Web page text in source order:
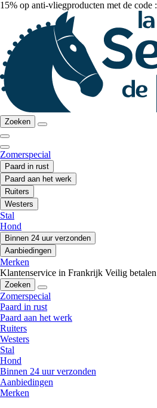
15% op anti-vliegproducten met de code :
Zoeken
Zomerspecial
Paard in rust
Paard aan het werk
Ruiters
Westers
Stal
Hond
Binnen 24 uur verzonden
Aanbiedingen
Merken
Klantenservice in Frankrijk Veilig betalen
Zoeken
Zomerspecial
Paard in rust
Paard aan het werk
Ruiters
Westers
Stal
Hond
Binnen 24 uur verzonden
Aanbiedingen
Merken